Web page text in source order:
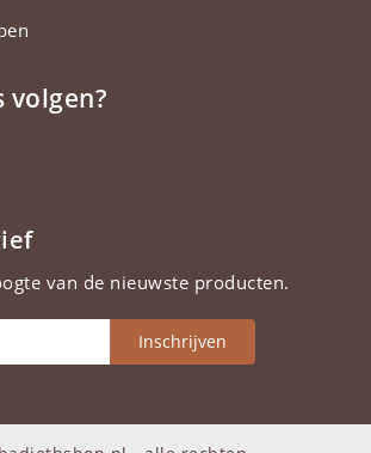
volgen?
van de nieuwste producten.
Inschrijven